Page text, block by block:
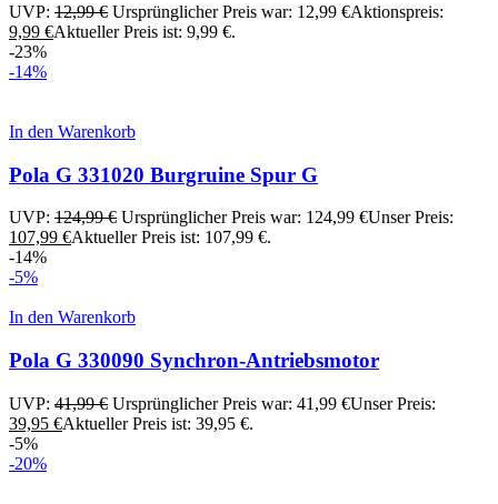
UVP: 12,99€ Ursprünglicher Preis war: 12,99 €Aktionspreis:
9,99 €Aktueller Preis ist: 9,99 €.
-23%
-14%
In den Warenkorb
Pola G 331020 Burgruine Spur G
UVP: 124,99€ Ursprünglicher Preis war: 124,99 €Unser Preis:
107,99 €Aktueller Preis ist: 107,99 €.
-14%
-5%
In den Warenkorb
Pola G 330090 Synchron-Antriebsmotor
UVP: 41,99€ Ursprünglicher Preis war: 41,99 €Unser Preis:
39,95 €Aktueller Preis ist: 39,95 €.
-5%
-20%